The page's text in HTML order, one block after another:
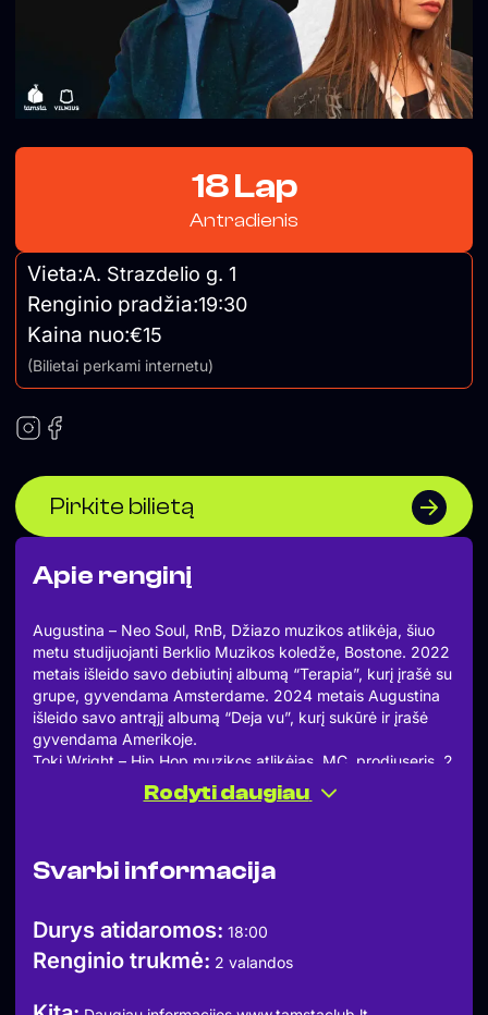
Apie renginį
Augustina – Neo Soul, RnB, Džiazo muzikos atlikėja, šiuo
metu studijuojanti Berklio Muzikos koledže, Bostone. 2022
metais išleido savo debiutinį albumą “Terapia”, kurį įrašė su
grupe, gyvendama Amsterdame. 2024 metais Augustina
išleido savo antrąjį albumą “Deja vu”, kurį sukūrė ir įrašė
gyvendama Amerikoje.
Toki Wright – Hip Hop muzikos atlikėjas, MC, prodiuseris, 2
Emmy ir Clio apdovanojimų laimėtojas, Berklio
Profesionaliosios muzikos departamento direktorius. T.
Šią programą Niujorko universiteto Hiphopo švietimo
kompaniją Soul Tools Entertainment ir Rhymesayers
Entertainment, pasiekdamas geriausiųjų penkiasdešimtuką
MTV ir „iTunes“ topuose. Jis pasirodė tokiose renginiuose
kaip Coachella ir Rock the Bells; koncertavo kartu su
Rodyti daugiau
Svarbi informacija
Durys atidaromos: 18:00
Renginio trukmė: 2 valandos
18 Lap
Antradienis
Vieta:A. Strazdelio g. 1
Renginio pradžia:19:30
Kaina nuo:€15
(Bilietai perkami internetu)
Pirkite bilietą